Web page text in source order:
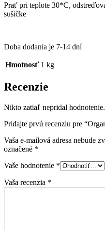
Prať pri teplote 30*C,
sušičke
Doba dodania je 7-14 dní
Hmotnosť 1 kg
Recenzie
Nikto zatiaľ nepridal hodnotenie.
Pridajte prvú recenziu pre
Vaša e-mailová adresa nebude
označené *
Vaše hodnotenie *
Vaša recenzia *